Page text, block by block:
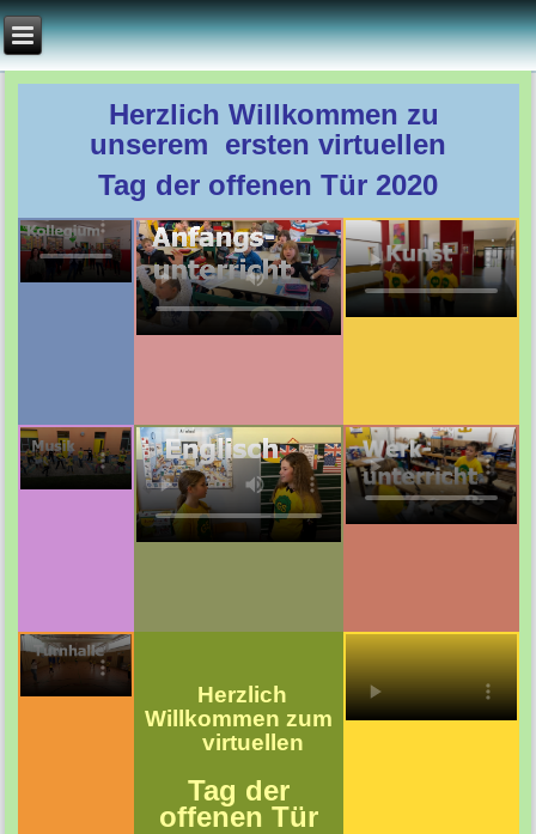
Herzlich Willkommen zu
unserem ersten virtuellen
Tag der offenen Tür 2020
Herzlich
Willkommen zum
virtuellen
Tag der
offenen Tür